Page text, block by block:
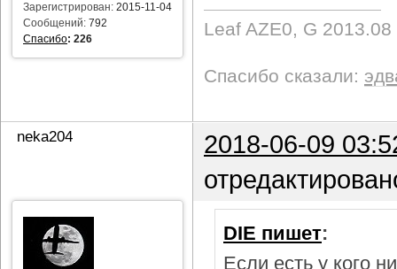
Зарегистрирован: 2015-11-04
Сообщений: 792
Спасибо: 226
Leaf AZE0, G 2013.08
Спасибо сказали:
neka204
2018-06-09
DIE пишет:
Если есть у кого